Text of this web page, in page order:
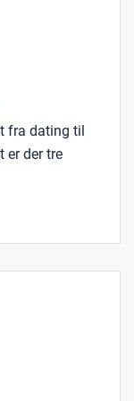
fra dating til
er der tre